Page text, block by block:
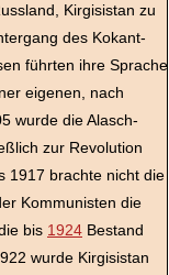
Kirgisistan zu
des Kokant-
führten ihre Sprache
eigenen, nach
wurde die Alasch-
zur Revolution
1917 brachte nicht die
Kommunisten die
bis 1924 Bestand
wurde Kirgisistan